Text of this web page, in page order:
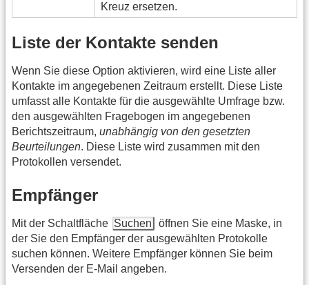
Kreuz ersetzen.
Liste der Kontakte senden
Wenn Sie diese Option aktivieren, wird eine Liste aller
Kontakte im angegebenen Zeitraum erstellt. Diese Liste
umfasst alle Kontakte für die ausgewählte Umfrage bzw.
den ausgewählten Fragebogen im angegebenen
Berichtszeitraum, unabhängig von den gesetzten
Beurteilungen. Diese Liste wird zusammen mit den
Protokollen versendet.
Empfänger
Mit der Schaltfläche Suchen
öffnen Sie eine Maske, in
der Sie den Empfänger der ausgewählten Protokolle
suchen können. Weitere Empfänger können Sie beim
Versenden der E-Mail angeben.